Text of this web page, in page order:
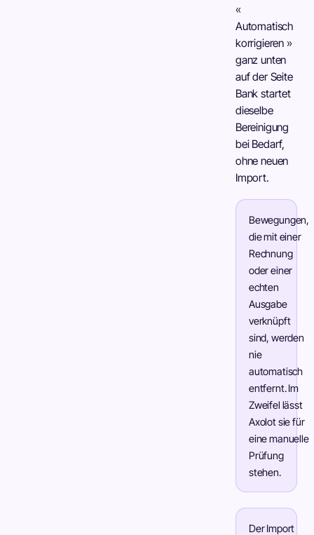
«
Automatisch
korrigieren »
ganz unten
auf der Seite
Bank startet
dieselbe
Bereinigung
bei Bedarf,
ohne neuen
Import.
Bewegungen,
die mit einer
Rechnung
oder einer
echten
Ausgabe
verknüpft
sind, werden
nie
automatisch
entfernt. Im
Zweifel lässt
Axolot sie für
eine manuelle
Prüfung
stehen.
Der Import